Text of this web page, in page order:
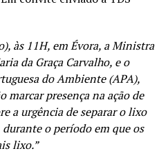
às 11H, em Évora, a Ministra
da Graça Carvalho, e o
do Ambiente (APA),
marcar presença na ação de
a urgência de separar o lixo
o período em que os
lixo.”